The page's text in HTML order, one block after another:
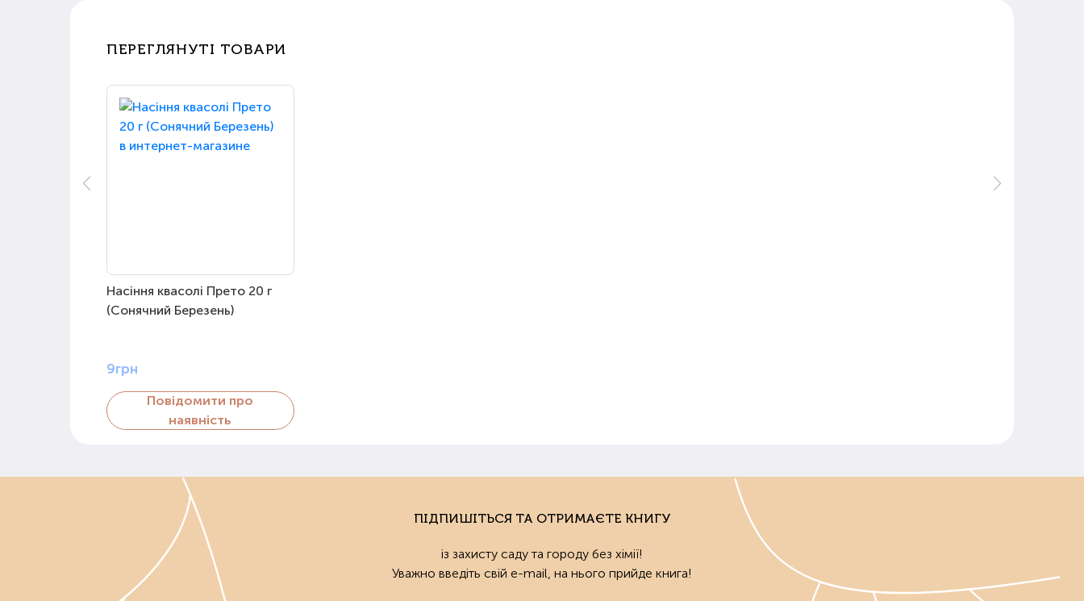
ПЕРЕГЛЯНУТІ ТОВАРИ
Насіння квасолі Прето 20 г
(Сонячний Березень)
9грн
Повідомити про
наявність
ПІДПИШІТЬСЯ ТА ОТРИМАЄТЕ КНИГУ
із захисту саду та городу без хімії!
Уважно введіть свій e-mail, на нього прийде книга!